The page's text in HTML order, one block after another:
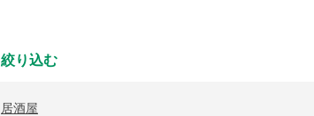
絞り込む
居酒屋